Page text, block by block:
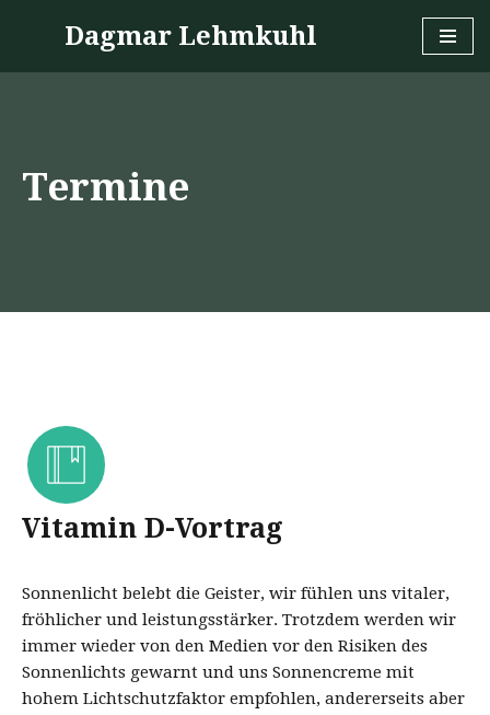
Dagmar Lehmkuhl
Termine
Vitamin D-Vortrag
Sonnenlicht belebt die Geister, wir fühlen uns vitaler,
fröhlicher und leistungsstärker. Trotzdem werden wir
immer wieder von den Medien vor den Risiken des
Sonnenlichts gewarnt und uns Sonnencreme mit
hohem Lichtschutzfaktor empfohlen, andererseits aber